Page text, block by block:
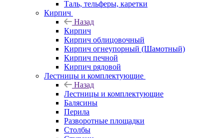
Таль, тельферы, каретки
Кирпич
Назад
Кирпич
Кирпич облицовочный
Кирпич огнеупорный (Шамотный)
Кирпич печной
Кирпич рядовой
Лестницы и комплектующие
Назад
Лестницы и комплектующие
Балясины
Перила
Разворотные площадки
Столбы